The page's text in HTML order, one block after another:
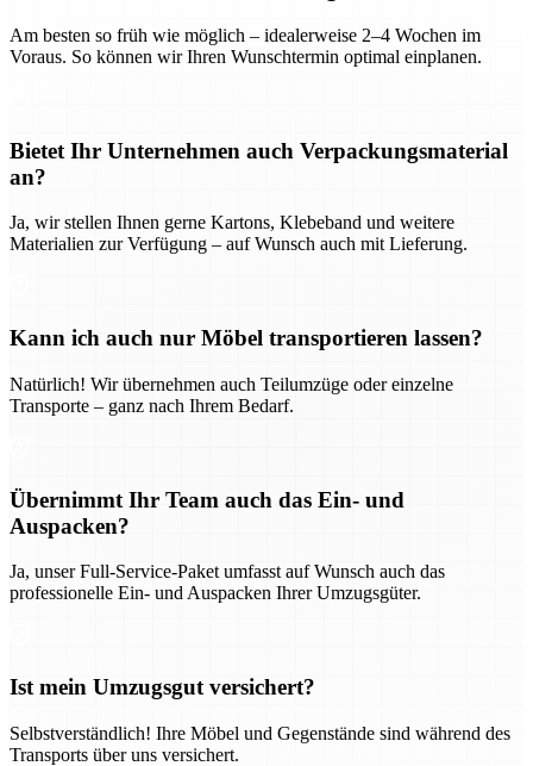
Am besten so früh wie möglich – idealerweise 2–4 Wochen im
Voraus. So können wir Ihren Wunschtermin optimal einplanen.
Bietet Ihr Unternehmen auch Verpackungsmaterial
an?
Ja, wir stellen Ihnen gerne Kartons, Klebeband und weitere
Materialien zur Verfügung – auf Wunsch auch mit Lieferung.
Kann ich auch nur Möbel transportieren lassen?
Natürlich! Wir übernehmen auch Teilumzüge oder einzelne
Transporte – ganz nach Ihrem Bedarf.
Übernimmt Ihr Team auch das Ein- und
Auspacken?
Ja, unser Full-Service-Paket umfasst auf Wunsch auch das
professionelle Ein- und Auspacken Ihrer Umzugsgüter.
Ist mein Umzugsgut versichert?
Selbstverständlich! Ihre Möbel und Gegenstände sind während des
Transports über uns versichert.